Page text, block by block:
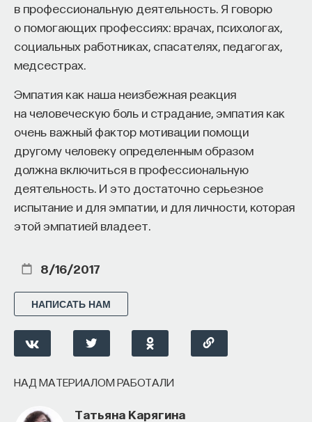
в профессиональную деятельность. Я говорю
о помогающих профессиях: врачах, психологах,
социальных работниках, спасателях, педагогах,
медсестрах.
Эмпатия как наша неизбежная реакция
на человеческую боль и страдание, эмпатия как
очень важный фактор мотивации помощи
другому человеку определенным образом
должна включиться в профессиональную
деятельность. И это достаточно серьезное
испытание и для эмпатии, и для личности, которая
этой эмпатией владеет.
8/16/2017
НАПИСАТЬ НАМ
НАД МАТЕРИАЛОМ РАБОТАЛИ
Татьяна Карягина